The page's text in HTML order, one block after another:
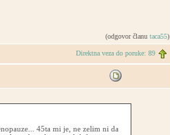
(odgovor članu taca55)
Direktna veza do poruke: 89
45ta mi je, ne zelim ni da